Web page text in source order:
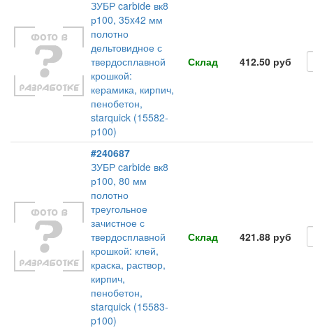
ЗУБР carbide вк8
р100, 35x42 мм
полотно
дельтовидное с
твердосплавной
крошкой:
керамика, кирпич,
пенобетон,
starquick (15582-
p100)
Склад 412.50 руб
#240687
ЗУБР carbide вк8
р100, 80 мм
полотно
треугольное
зачистное с
твердосплавной
крошкой: клей,
краска, раствор,
кирпич,
пенобетон,
starquick (15583-
p100)
Склад 421.88 руб